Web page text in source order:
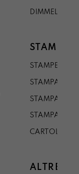
DIMMELO
STAMPE
STAMPE A5
STAMPA A3
STAMPA A1
STAMPA A0
CARTOLINA
ALTRE